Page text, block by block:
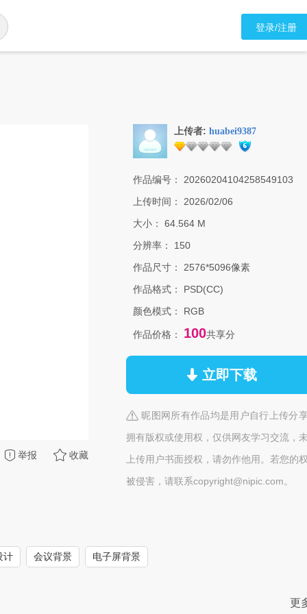
登录/注册
举报 收藏
上传者: huabei9387
作品编号：
20260204104258549103
上传时间：
2026/02/06
大小：
64.564 M
分辨率：
150
作品尺寸：
2576*5096像素
作品格式：
PSD(CC)
颜色模式：
RGB
作品价格： 100共享分
立即下载
昵图网所有作品均是用户自行上传分
拥有版权或使用权，仅供网友学习交流，
上传用户书面授权，请勿作他用。若您的
被侵害，请联系copyright@nipic.com。
计 会议背景 电子屏背景
更